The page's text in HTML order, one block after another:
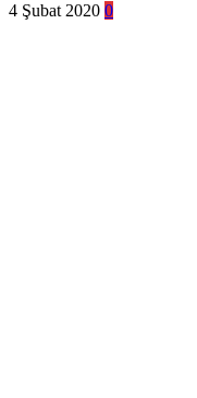
4 Şubat 2020 0